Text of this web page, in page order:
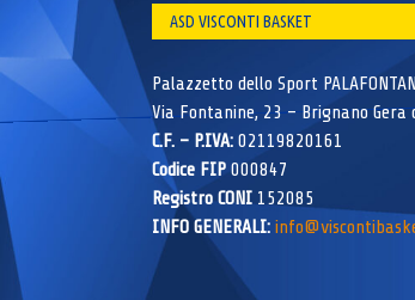
ASD VISCONTI BASKET
Palazzetto dello Sport
Via Fontanine, 23 – Brignano Gera
C.F. – P.IVA: 02119820161
Codice FIP 000847
Registro CONI 152085
INFO GENERALI: